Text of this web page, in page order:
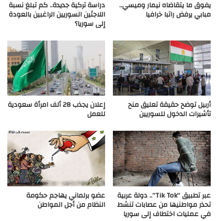
يفوق ما يتقاضاه نيمار وميسي..
مبابي يرفض راتبا خرافيا
دراسة تركية جديدة.. كم تبلغ نسبة
اللاجئين السوريين الراغبين بالعودة
إلى سوريا؟
أربيل توضح حقيقة تعليق منح
تأشيرات الدخول للسوريين
إعلان يجذب 28 ألف امرأة سعودية
للعمل
عبر تطبيق “Tik Tok”.. دولة عربية
تحذر مواطنيها من عصابات تنشط
في عمليات اختطاف إلى سوريا
عضو برلماني يهاجم حكومة
النظام من أجل المواطن